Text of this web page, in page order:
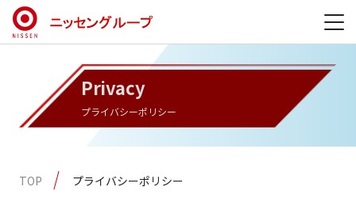
Privacy
プライバシーポリシー
TOP プライバシーポリシー